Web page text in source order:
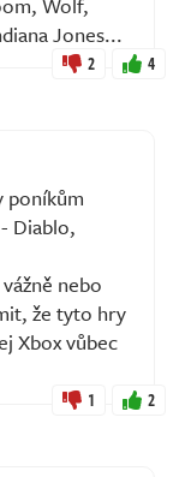
Jones...
2 4
poníkům
Diablo,
nebo
že tyto hry
Xbox vůbec
1 2